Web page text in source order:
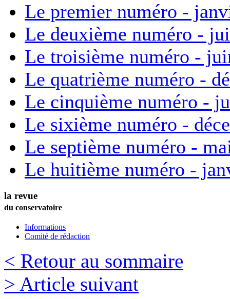
Le premier numéro -
Le deuxième numéro -
Le troisième numéro -
Le quatrième numéro -
Le cinquième numéro -
Le sixième numéro -
Le septième numéro -
Le huitième numéro -
la revue
du conservatoire
Informations
Comité de rédaction
< Retour au sommaire
> Article suivant